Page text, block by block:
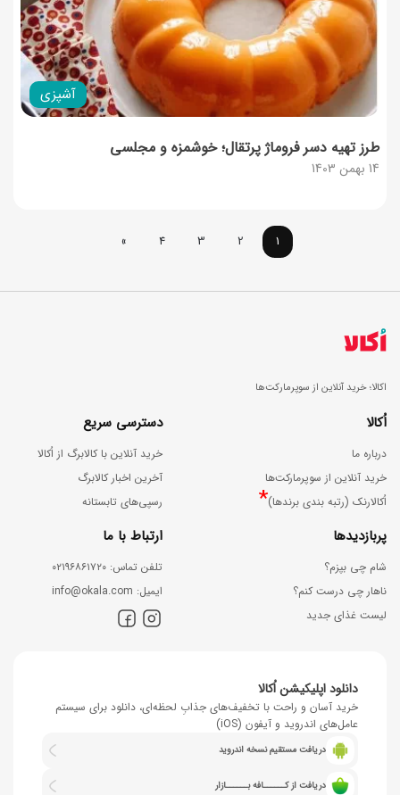
آشپزی
14 بهمن 1403
طرز تهیه دسر فروماژ پرتقال؛ خوشمزه و مجلسی
1
2
3
4
»
اکالا؛ خرید آنلاین از سوپرمارکت‌ها
اُکالا
درباره ما
خرید آنلاین از سوپرمارکت‌ها
اُکالارنک (رتبه بندی برندها)*
دسترسی سریع
خرید آنلاین با کالابرگ از اُکالا
آخرین اخبار کالابرگ
رسپی‌های تابستانه
پربازدیدها
شام چی بپزم؟
ناهار چی درست کنم؟
لیست غذای جدید
ارتباط با ما
ﺗﻠﻔﻦ ﺗﻤﺎس: ۰۲۱۹۶۸۶۱۷۲۰
اﯾﻤﯿﻞ: info@okala.com
دانلود اپلیکیشن اُکالا
خرید آسان و راحت با تخفیف‌های جذابِ لحظه‌ای، دانلود برای سیستم
عامل‌های اندروید و آیفون (iOS)
دریافت مستقیم نسخه اندروید
دریافت از کــــــافه بــــــازار